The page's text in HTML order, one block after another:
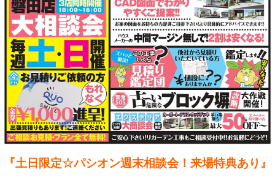
『土日限定☆パシオン週末相談会！来場特典あり』